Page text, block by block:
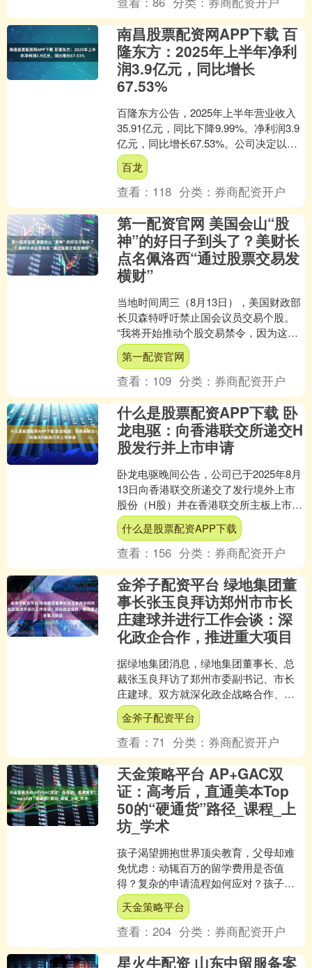
南昌股票配资网APP下载 百
隆东方：2025年上半年净利
润3.9亿元，同比增长
67.53%
百隆东方公告，2025年上半年营业收入
35.91亿元，同比下降9.99%。净利润3.9
亿元，同比增长67.53%。公司决定以实
施权益分派股权登记日登记的总股本
为....
百龙
查看： 118 分类： 券商配资开户
第一配资官网 美国会山“股
神”的好日子到头了？美财长
点名佩洛西“通过股票交易发
横财”
当地时间周三（8月13日），美国财政部
长贝森特呼吁禁止国会议员交易个股。
“我将开始推动个股交易禁令，因为这事
关众议院和参议院的信誉。”....
第一配资官网
查看： 109 分类： 券商配资开户
什么是股票配资APP下载 卧
龙电驱：向香港联交所递交H
股发行并上市申请
卧龙电驱晚间公告，公司已于2025年8月
13日向香港联交所递交了发行境外上市
股份（H股）并在香港联交所主板上市的
申请，并于同日在香港联交所网站刊登
了本次发行并上....
什么是股票配资APP下载
查看： 156 分类： 券商配资开户
金斧子配资平台 绿地集团董
事长张玉良拜访郑州市市长
庄建球并进行工作会谈：深
化政企合作，推进重大项目
据绿地集团消息，绿地集团董事长、总
裁张玉良拜访了郑州市委副书记、市长
庄建球。双方就深化政企战略合作、推
进重大项目攻坚突破、推动数字科技应
用合作等事宜，进行了深入....
金斧子配资平台
查看：71 分类： 券商配资开户
天金策略平台 AP+GAC双
证：高考后，直通美本Top
50的“硬通货”路径_课程_上
坊_学术
孩子渴望拥抱世界顶尖教育，父母却难
免忧虑：动辄百万的留学费用是否值
得？复杂的申请流程如何应对？孩子能
否适应海外截然不同的学习模式？这些
沉甸甸的顾虑，让许多优秀的....
天金策略平台
查看：204 分类： 券商配资开户
星火牛配资 山东中留服备案